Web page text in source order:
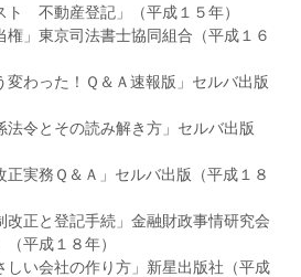
ト 不動産登記」（平成１５年）
」東京司法書士協同組合（平成１６
変わった！Ｑ＆Ａ速報版」セルバ出版
法令とその読み解き方」セルバ出版
実務Ｑ＆Ａ」セルバ出版（平成１８
改正と登記手続」金融財政事情研究会
（平成１８年）
しい会社の作り方」新星出版社（平成